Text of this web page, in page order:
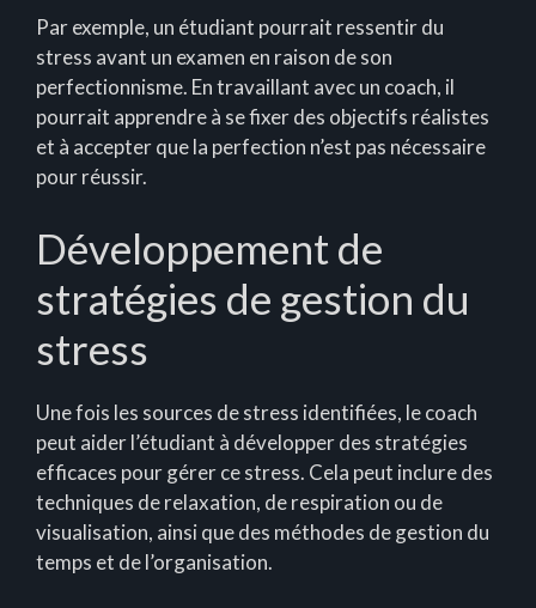
Par exemple, un étudiant pourrait ressentir du
stress avant un examen en raison de son
perfectionnisme. En travaillant avec un coach, il
pourrait apprendre à se fixer des objectifs réalistes
et à accepter que la perfection n’est pas nécessaire
pour réussir.
Développement de
stratégies de gestion du
stress
Une fois les sources de stress identifiées, le coach
peut aider l’étudiant à développer des stratégies
efficaces pour gérer ce stress. Cela peut inclure des
techniques de relaxation, de respiration ou de
visualisation, ainsi que des méthodes de gestion du
temps et de l’organisation.